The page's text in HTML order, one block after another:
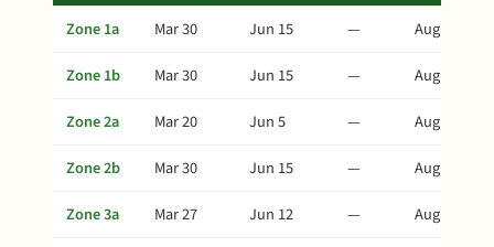
Zone 1a Mar 30 Jun 15 —
Aug 19
Zone 1b
Mar 30 Jun 15 —
Aug 19
Zone 2a
Mar 20 Jun 5 —
Aug 9
Zone 2b
Mar 30 Jun 15 —
Aug 19
Zone 3a
Mar 27 Jun 12 —
Aug 16